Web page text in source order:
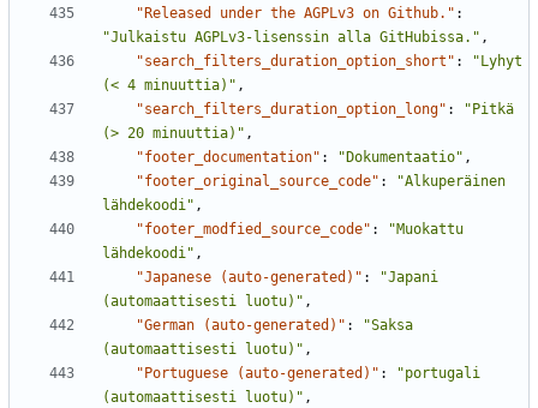
"Released under the AGPLv3 on Github." :
"Julkaistu AGPLv3-lisenssin alla GitHubissa." ,
"search_filters_duration_option_short" :
"Lyhyt
(< 4 minuuttia)" ,
"search_filters_duration_option_long" :
"Pitkä
(> 20 minuuttia)" ,
"footer_documentation" : "Dokumentaatio" ,
"footer_original_source_code" :
"Alkuperäinen
lähdekoodi" ,
"footer_modfied_source_code" :
"Muokattu
lähdekoodi" ,
"Japanese (auto-generated)" :
"Japani
(automaattisesti luotu)" ,
"German (auto-generated)" :
"Saksa
(automaattisesti luotu)" ,
"Portuguese (auto-generated)" :
"portugali
(automaattisesti luotu)" ,